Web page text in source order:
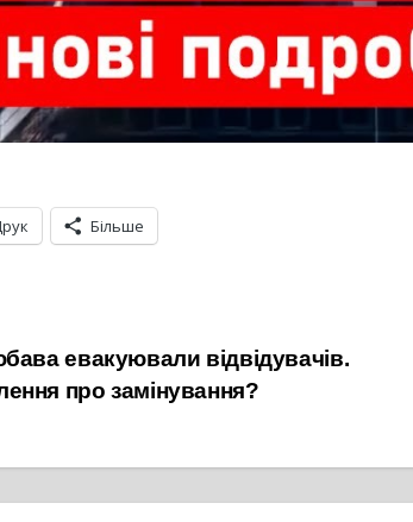
Більше
евакуювали відвідувачів.
про замінування?